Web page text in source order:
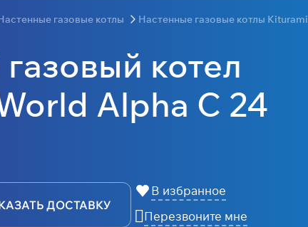
газовые котлы Настенные газовые котлы Kiturami
котел
Alpha С 24
ДОСТАВКУ
В избранное
Перезвоните мне